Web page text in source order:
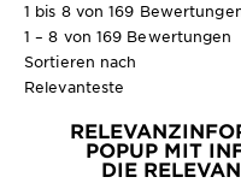
1 bis 8 von 169
1 – 8 von 169 Bewertungen
Sortieren nach
Relevanteste
POPUP MIT
DIE